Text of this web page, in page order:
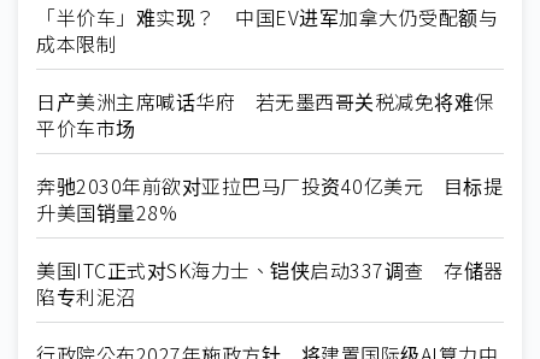
「半价车」难实现？ 中国EV进军加拿大仍受配额与
成本限制
日产美洲主席喊话华府 若无墨西哥关税减免将难保
平价车市场
奔驰2030年前欲对亚拉巴马厂投资40亿美元 目标提
升美国销量28%
美国ITC正式对SK海力士、铠侠启动337调查 存储器
陷专利泥沼